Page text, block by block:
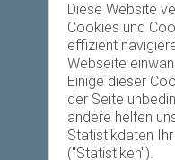
Unterkunft
Favoriten-
Diese Website
Cookies und
effizient
Webseite
Einige dieser
der Seite
andere helfen
Statistikdaten
("Statistiken").